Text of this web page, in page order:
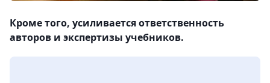
Кроме того, усиливается ответственность
авторов и экспертизы учебников.